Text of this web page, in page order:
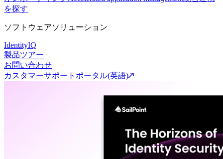
を探す
ソフトウェアソリューション
IdentityIQ
製品ツアー
お問い合わせ
カスタマーサポートポータル(英語)